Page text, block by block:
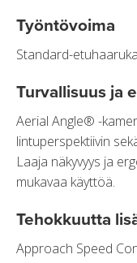
Työntövoima
Standard-
Turvallisuus ja
Aerial Angle® -
lintuperspektiivin
Laaja näkyvyys ja
mukavaa käyttöä.
Tehokkuutta
Approach Speed